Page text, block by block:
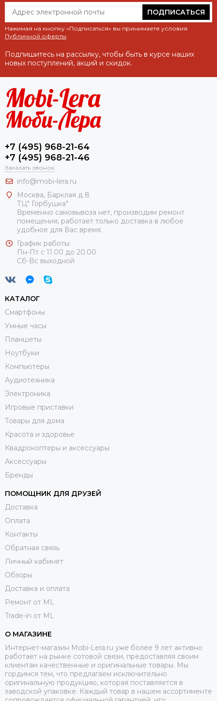
ПОДПИСАТЬСЯ
Нажимая на кнопку «Подписаться» вы принимаете условия
Публичной оферты.
Подпишитесь на рассылку, чтобы быть в курсе наших
новых поступлений, акций и скидок.
+7 (495) 968-21-64
+7 (495) 968-21-46
Заказать звонок
info@mobi-lera.ru
Москва, Барклая д 8
ТЦ" Горбушка"
Временно самовывоза нет, производим ремонт
помещения, работает только доставка в любое
удобное для Вас время.
График работы:
Пн-Пт с 11.00 до 20.00
Сб-Вс выходной
КАТАЛОГ
Смартфоны
Умные часы
Планшеты
Ноутбуки
Компьютеры
Аудиотехника
Электроника
Игровые приставки
Товары для дома
Красота и здоровье
Квадрокоптеры и аксессуары
Аксессуары
Бренды
ПОМОЩНИК ДЛЯ ДРУЗЕЙ
Доставка
Оплата
Контакты
Обратная связь
Личный кабинет
Обзоры
Доставка и оплата
Ремонт от ML
Trade-in от ML
О МАГАЗИНЕ
Интернет-магазин Mobi-Lera.ru уже более 9 лет активно
работает на рынке сотовой связи, предоставляя своим
клиентам качественные и оригинальные товары. Мы
гордимся тем, что предлагаем исключительно
оригинальную продукцию, которая поставляется в
заводской упаковке. Каждый товар в нашем ассортименте